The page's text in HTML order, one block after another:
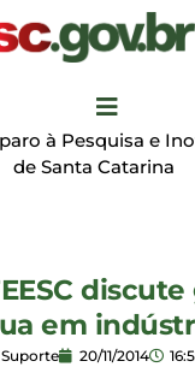
à Pesquisa e
de Santa Catarina
em
Suporte 20/11/2014